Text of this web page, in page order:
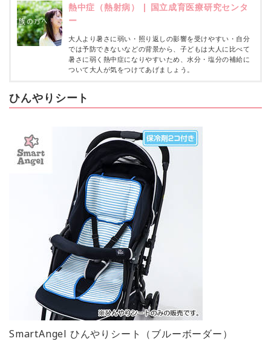
熱中症（熱射病） | 国立成育医療研究センタ
ー
大人より暑さに弱い・照り返しの影響を受けやすい・自分
では予防できないなどの背景から、子どもは大人に比べて
暑さに弱く熱中症になりやすいため、水分・塩分の補給に
ついて大人が気をつけてあげましょう。
ひんやりシート
SmartAngel ひんやりシート（ブルーボーダー）